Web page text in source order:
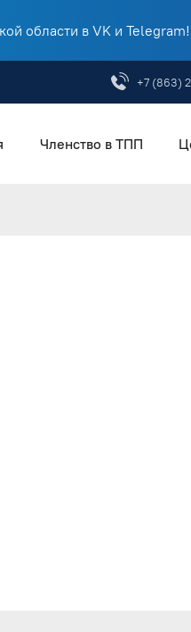
области в VK и
+7 (863)
Членство в ТПП